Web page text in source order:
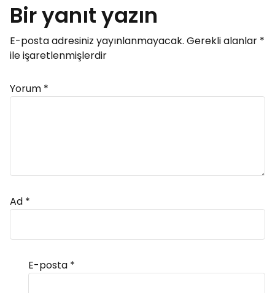
Bir yanıt yazın
E-posta adresiniz yayınlanmayacak. Gerekli alanlar *
ile işaretlenmişlerdir
Yorum *
Ad *
E-posta *
Alternative: